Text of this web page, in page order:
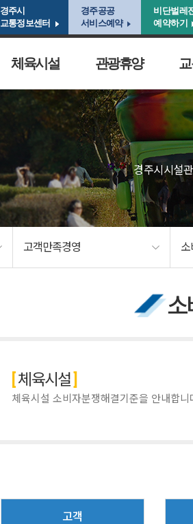
경주시
교통정보센터
경주공공
서비스예약
비단벌레
예약하기
체육시설 관광휴양
경주시시설
고객만족경영
소
체육시설
체육시설 소비자분쟁해결기준을 안내합니
고객